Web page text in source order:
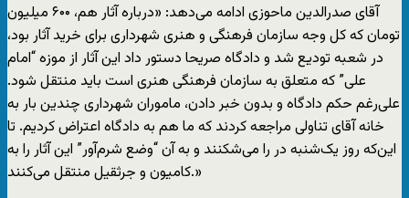
آقای صدرالدین ماحوزی ادامه می‌دهد: «درباره آثار هم، ۶۰۰ میلیون
تومان که کل وجه سازمان فرهنگی و هنری شهرداری برای خرید آثار بود،
در شعبه تودیع شد و دادگاه صریحا دستور داد این آثار از موزه “امام
علی” که متعلق به سازمان فرهنگی هنری است باید منتقل شود.
علی‌رغم حکم دادگاه و بدون خبر دادن، ماموران شهرداری چندین بار به
خانه آقای تناولی مراجعه کردند که ما هم به دادگاه اعتراض کردیم. تا
این‌که روز یک‌شنبه در را می‌شکنند و به آن “وضع شرم‌آور” این آثار را به
کامیون و جرثقیل منتقل می‌کنند.»